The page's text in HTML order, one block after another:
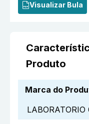
Visualizar Bula
Produto
Marca do